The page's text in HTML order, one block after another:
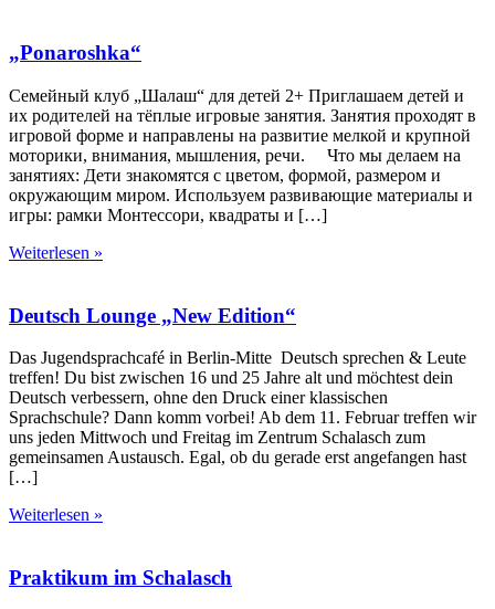
„Ponaroshka“
Семейный клуб „Шалаш“ для детей 2+ Приглашаем детей и
их родителей на тёплые игровые занятия. Занятия проходят в
игровой форме и направлены на развитие мелкой и крупной
моторики, внимания, мышления, речи. Что мы делаем на
занятиях: Дети знакомятся с цветом, формой, размером и
окружающим миром. Используем развивающие материалы и
игры: рамки Монтессори, квадраты и […]
Weiterlesen »
Deutsch Lounge „New Edition“
Das Jugendsprachcafé in Berlin-Mitte Deutsch sprechen & Leute
treffen! Du bist zwischen 16 und 25 Jahre alt und möchtest dein
Deutsch verbessern, ohne den Druck einer klassischen
Sprachschule? Dann komm vorbei! Ab dem 11. Februar treffen wir
uns jeden Mittwoch und Freitag im Zentrum Schalasch zum
gemeinsamen Austausch. Egal, ob du gerade erst angefangen hast
[…]
Weiterlesen »
Praktikum im Schalasch